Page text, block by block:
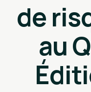
de
au